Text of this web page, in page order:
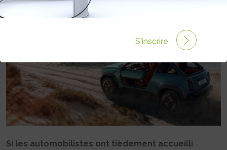
Si les automobilistes ont tièdement accueilli
S'inscrire